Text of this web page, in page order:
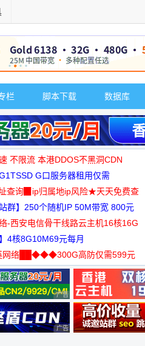
栏 脚本下载 数据库
不限流 本港DDOS不黑洞CDN
G口服务器租用仅需
免费测试
查询▉ip归属地ip风险★天天免费查
站群】250个随机IP 50M带宽 800元
-西安电信骨干线路云主机16核16G
】4核8G10M69元每月
网络██◆◆◆300G高防仅需599元
广告 商业广告，理性选择
广告 商业广告，理性选择